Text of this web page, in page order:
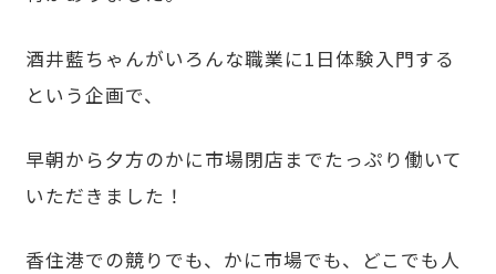
酒井藍ちゃんがいろんな職業に1日体験入門する
という企画で、
早朝から夕方のかに市場閉店までたっぷり働いて
いただきました！
香住港での競りでも、かに市場でも、どこでも人